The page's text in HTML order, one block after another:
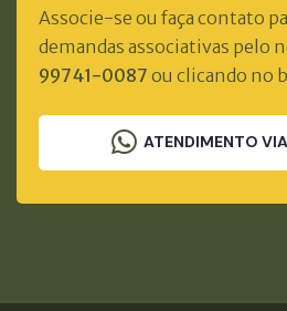
Associe-se ou faça contato
demandas associativas pelo
99741-0087 ou clicando no
ATENDIMENTO